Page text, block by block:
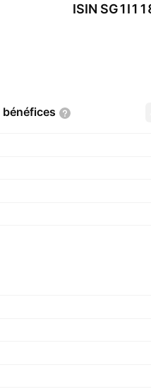
ISIN
bénéfices